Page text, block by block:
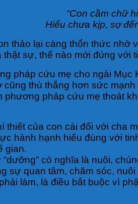
“Con cầm chữ
Hiểu chưa kịp, sợ
thảo lại càng thổn thức
sự, thế nào mới đúng với
pháp cứu mẹ cho ngài
thù thắng hơn sức
pháp cứu mẹ thoát
thiết của con cái đối với cha
hành hạnh hiếu đúng với
gian.
có nghĩa là nuôi,
sự quan tâm, chăm sóc,
làm, là điều bắt buộc vì